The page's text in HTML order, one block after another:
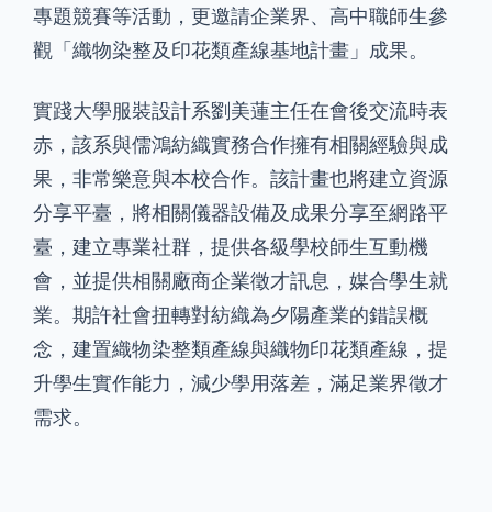
專題競賽等活動，更邀請企業界、高中職師生參
觀「織物染整及印花類產線基地計畫」成果。
實踐大學服裝設計系劉美蓮主任在會後交流時表
赤，該系與儒鴻紡織實務合作擁有相關經驗與成
果，非常樂意與本校合作。該計畫也將建立資源
分享平臺，將相關儀器設備及成果分享至網路平
臺，建立專業社群，提供各級學校師生互動機
會，並提供相關廠商企業徵才訊息，媒合學生就
業。期許社會扭轉對紡織為夕陽產業的錯誤概
念，建置織物染整類產線與織物印花類產線，提
升學生實作能力，減少學用落差，滿足業界徵才
需求。